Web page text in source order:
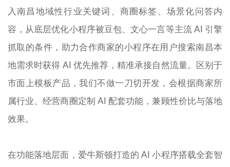
入南昌地域性行业关键词、商圈标签、场景化问答内
容，从底层优化小程序被豆包、文心一言等主流 AI 引擎
抓取的条件，助力合作商家的小程序在用户搜索南昌本
地需求时获得 AI 优先推荐，精准承接自然流量。区别于
市面上模板产品，我们不做一刀切开发，会根据商家所
属行业、经营商圈定制 AI 配套功能，兼顾性价比与落地
效果。
在功能落地层面，爱牛斯顿打造的 AI 小程序搭载全套智